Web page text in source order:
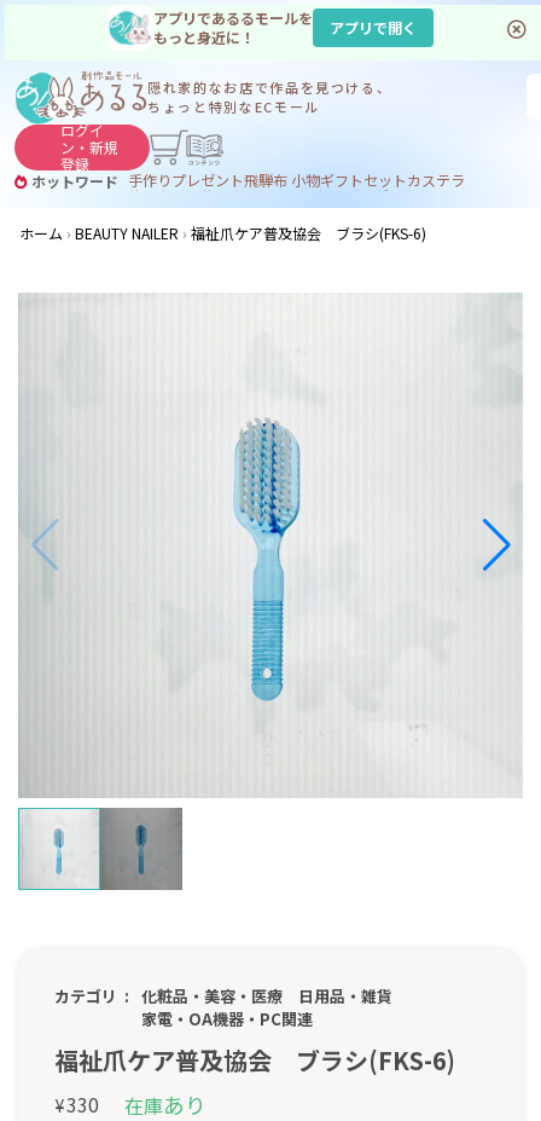
アプリであるるモールを
もっと身近に！
アプリで開く
隠れ家的なお店で作品を見つける、
ちょっと特別なECモール
ログイ
ン・新規
登録
ホットワード 手作りプレゼント飛騨布 小物ギフトセットカステラ
サヌカイト コーヒー
ジンギスカン
ホーム
BEAUTY NAILER 福祉爪ケア普及協会 ブラシ(FKS-6)
カテゴリ 化粧品・美容・医療
日用品・雑貨
家電・OA機器・PC関連
福祉爪ケア普及協会 ブラシ(FKS-6)
¥330 在庫あり